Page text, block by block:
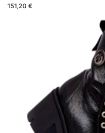
151,20 €